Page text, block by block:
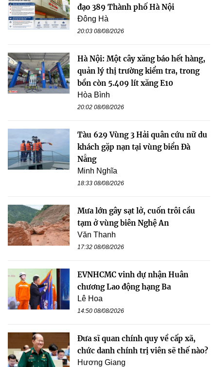
đạo 389 Thành phố Hà Nội
Đông Hà
20:03 08/08/2026
Hà Nội: Một cây xăng báo hết hàng,
quản lý thị trường kiểm tra, trong
bồn còn 5.409 lít xăng E10
Hòa Bình
20:02 08/08/2026
Tàu 629 Vùng 3 Hải quân cứu nữ du
khách gặp nạn tại vùng biển Đà
Nẵng
Minh Nghĩa
18:33 08/08/2026
Mưa lớn gây sạt lở, cuốn trôi cầu
tạm ở vùng biên Nghệ An
Văn Thanh
17:32 08/08/2026
EVNHCMC vinh dự nhận Huân
chương Lao động hạng Ba
Lê Hoa
14:50 08/08/2026
Đưa sĩ quan chính quy về cấp xã,
chức danh chính trị viên sẽ thế nào?
Hương Giang